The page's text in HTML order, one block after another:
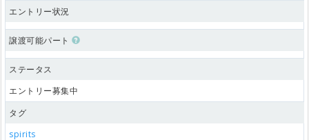
エントリー状況
譲渡可能パート
ステータス
エントリー募集中
タグ
spirits